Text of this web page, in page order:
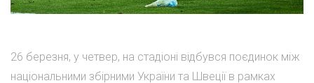
26 березня, у четвер, на стадіоні відбувся поєдинок між
національними збірними України та Швеції в рамках